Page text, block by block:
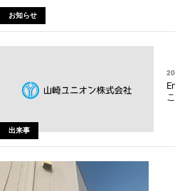
お知らせ
出来事